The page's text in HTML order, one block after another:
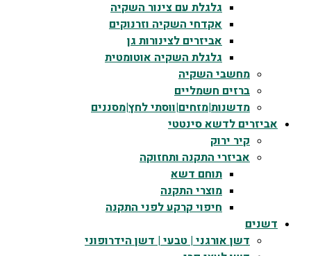
גלגלת עם צינור השקיה
אקדחי השקיה וזרנוקים
אביזרים לצינורות גן
גלגלת השקיה אוטומטית
מחשבי השקיה
ברזים חשמליים
מדשנות|מזחים|ווסתי לחץ|מסננים
אביזרים לדשא סינטטי
קיר ירוק
אביזרי התקנה ותחזוקה
תוחם דשא
מוצרי התקנה
חיפוי קרקע לפני התקנה
דשנים
דשן אורגני | טבעי | דשן הידרופוני